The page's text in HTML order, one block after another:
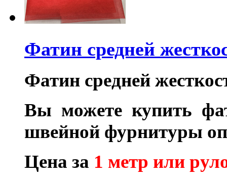
Фатин средней
Фатин средней
Вы можете купить
швейной фурнитуры
Цена за 1 метр или